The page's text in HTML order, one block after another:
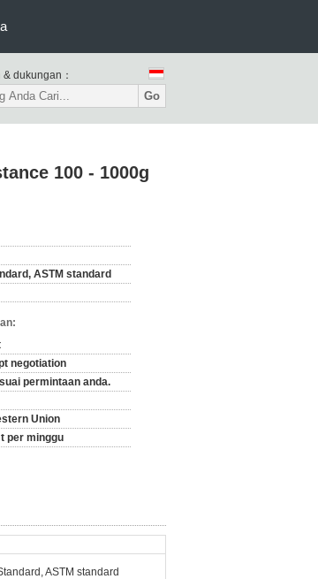
dukungan：
Go
100 - 1000g
ASTM standard
negotiation
permintaan anda.
Union
per minggu
ASTM standard